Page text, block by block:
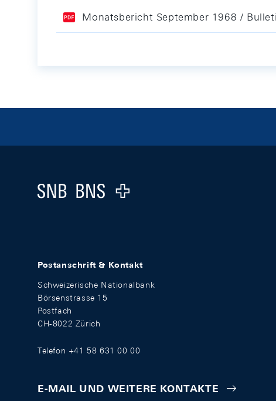
Monatsbericht September 1968 /
Logo
Postanschrift & Kontakt
Schweizerische Nationalbank
Börsenstrasse 15
Postfach
CH-8022 Zürich
Telefon +41 58 631 00 00
E-MAIL UND WEITERE KONTAKTE